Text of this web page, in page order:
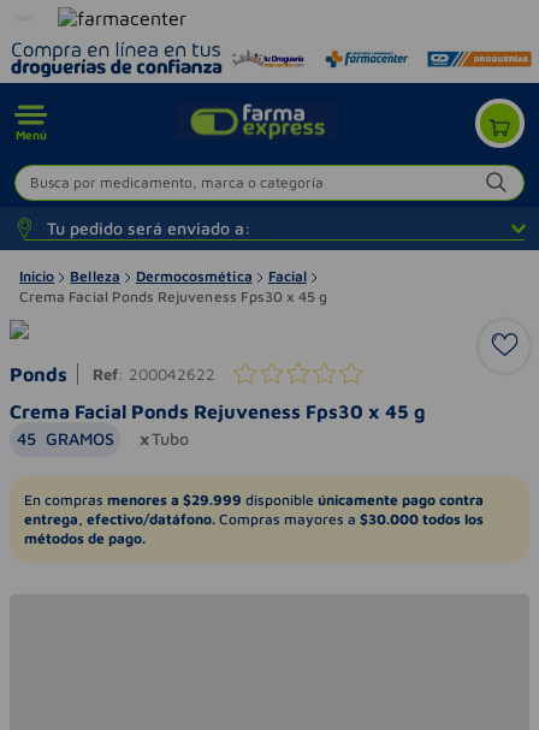
Menú
Busca por medicamento, marca o categoría
Tu pedido será enviado a:
Inicio Belleza Dermocosmética
Facial
Crema Facial Ponds Rejuveness Fps30 x 45 g
Ponds Ref: 200042622
Crema Facial Ponds Rejuveness Fps30 x 45 g
45 GRAMOS Tubo
En compras menores a $29.999 disponible únicamente pago contra
entrega, efectivo/datáfono. Compras mayores a $30.000 todos los
métodos de pago.